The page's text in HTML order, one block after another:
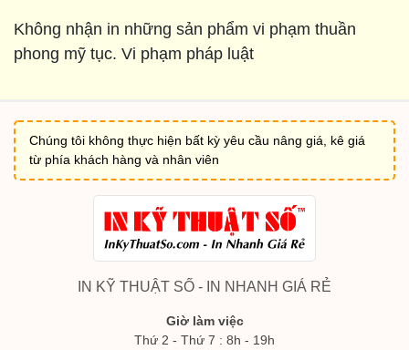
Không nhận in những sản phẩm vi phạm thuần
phong mỹ tục. Vi phạm pháp luật
Chúng tôi không thực hiện bất kỳ yêu cầu nâng giá, kê giá
từ phía khách hàng và nhân viên
IN KỸ THUẬT SỐ - IN NHANH GIÁ RẺ
Giờ làm việc
Thứ 2 - Thứ 7 : 8h - 19h